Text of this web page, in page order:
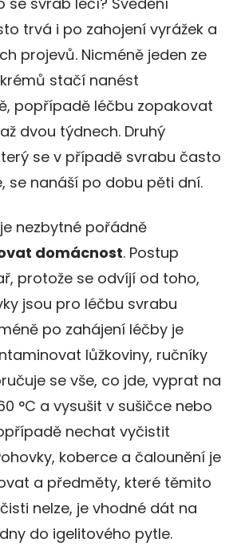
trvá i po zahojení vyrážek a
projevů. Nicméně jeden ze
stačí nanést
popřípadě léčbu zopakovat
dvou týdnech. Druhý
se v případě svrabu často
se nanáší po dobu pěti dní.
nezbytné pořádně
domácnost. Postup
protože se odvíjí od toho,
jsou pro léčbu svrabu
po zahájení léčby je
lůžkoviny, ručníky
se vše, co jde, vyprat na
°C a vysušit v sušičce nebo
nechat vyčistit
koberce a čalounění je
a předměty, které těmito
nelze, je vhodné dát na
do igelitového pytle.